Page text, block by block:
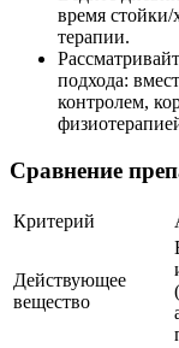
время
терапии.
подхода:
контролем,
Сравнение
Критерий
Действующее
вещество